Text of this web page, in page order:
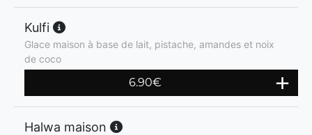
Kulfi
Glace maison à base de lait, pistache, amandes et noix
de coco
6.90€
Halwa maison